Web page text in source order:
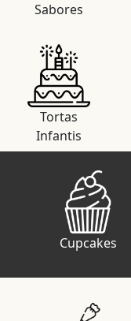
Sabores
Tortas
Infantis
Cupcakes